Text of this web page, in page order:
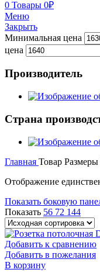
0 Товары 0₽
Меню
Закрыть
Минимальная цена
цена
Производитель
Страна
Главная Товар Размеры
Отображение
Показать боковую
Показать 56 72 144
Добавить к сравнению
Добавить в пожелания
В корзину